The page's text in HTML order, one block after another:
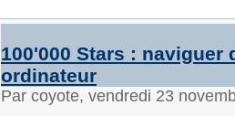
100'000 Stars : naviguer
ordinateur
Par coyote, vendredi 23